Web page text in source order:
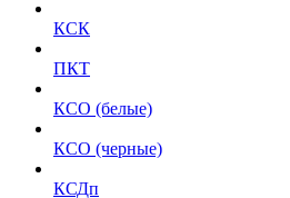
КСК
ПКТ
КСО (белые)
КСО (черные)
КСДп